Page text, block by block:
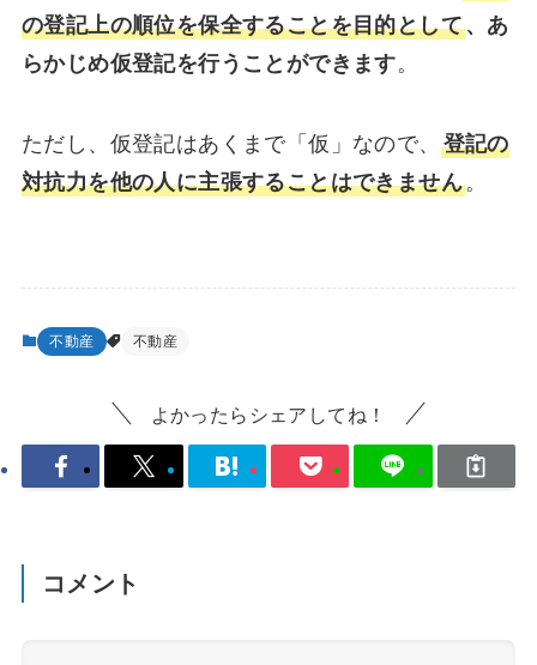
の登記上の順位を保全することを目的として、あ
らかじめ仮登記を行うことができます。
ただし、仮登記はあくまで「仮」なので、 登記の
対抗力を他の人に主張することはできません。
不動産 不動産
よかったらシェアしてね！
コメント